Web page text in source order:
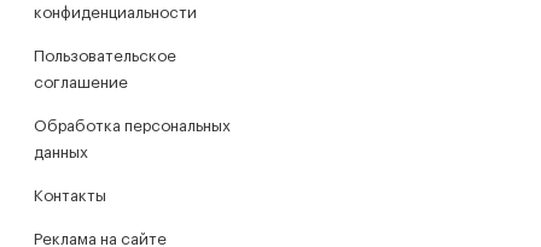
конфиденциальности
Пользовательское
соглашение
Обработка персональных
данных
Контакты
Реклама на сайте